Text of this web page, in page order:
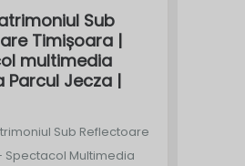
Sub
Timișoara |
multimedia
Parcul Jecza |
Sub Reflectoare
Spectacol Multimedia